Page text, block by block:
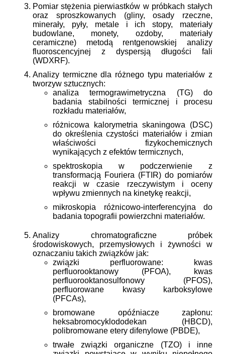
Pomiar stężenia pierwiastków w próbkach stałych
oraz sproszkowanych (gliny, osady rzeczne,
minerały, pyły, metale i ich stopy, materiały
budowlane, monety, ozdoby, materiały
ceramiczne) metodą rentgenowskiej analizy
fluoroscencyjnej z dyspersją długości fali
(WDXRF).
Analizy termiczne dla różnego typu materiałów z
tworzyw sztucznych:
analiza termograwimetryczna (TG) do
badania stabilności termicznej i procesu
rozkładu materiałów,
różnicowa kalorymetria skaningowa (DSC)
do określenia czystości materiałów i zmian
właściwości fizykochemicznych
wynikających z efektów termicznych,
spektroskopia w podczerwienie z
transformacją Fouriera (FTIR) do pomiarów
reakcji w czasie rzeczywistym i oceny
wpływu zmiennych na kinetykę reakcji,
mikroskopia różnicowo-interferencyjna do
badania topografii powierzchni materiałów.
Analizy chromatograficzne próbek
środowiskowych, przemysłowych i żywności w
oznaczaniu takich związków jak:
związki perfluorowane: kwas
perfluorooktanowy (PFOA), kwas
perfluorooktanosulfonowy (PFOS),
perfluorowane kwasy karboksylowe
(PFCAs),
bromowane opóźniacze zapłonu:
heksabromocyklododekan (HBCD),
polibromowane etery difenylowe (PBDE),
trwałe związki organiczne (TZO) i inne